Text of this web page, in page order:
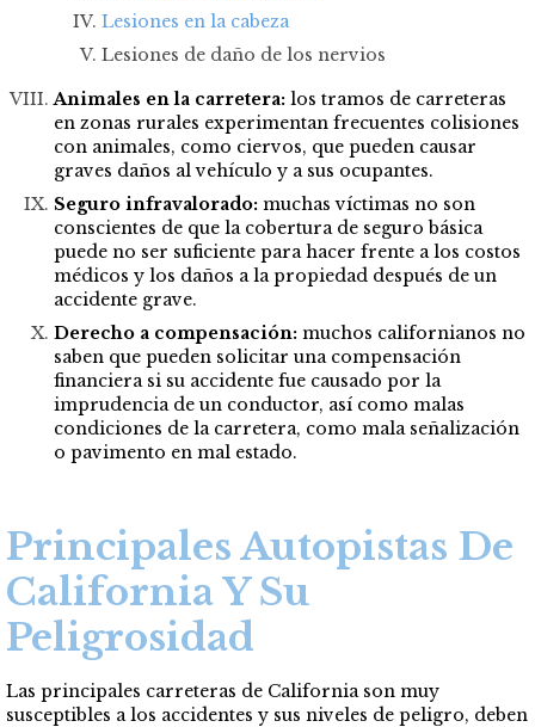
Lesiones en la cabeza
Lesiones de daño de los nervios
Animales en la carretera: los tramos de carreteras
en zonas rurales experimentan frecuentes colisiones
con animales, como ciervos, que pueden causar
graves daños al vehículo y a sus ocupantes.
Seguro infravalorado: muchas víctimas no son
conscientes de que la cobertura de seguro básica
puede no ser suficiente para hacer frente a los costos
médicos y los daños a la propiedad después de un
accidente grave.
Derecho a compensación: muchos californianos no
saben que pueden solicitar una compensación
financiera si su accidente fue causado por la
imprudencia de un conductor, así como malas
condiciones de la carretera, como mala señalización
o pavimento en mal estado.
Principales Autopistas De
California Y Su
Peligrosidad
Las principales carreteras de California son muy
susceptibles a los accidentes y sus niveles de peligro, deben